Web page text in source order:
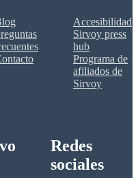
Accesibilidad
Sirvoy press
hub
Programa de
afiliados de
Sirvoy
Redes
sociales